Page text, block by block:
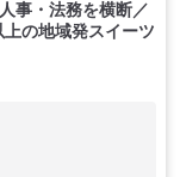
事・法務を横断／
の地域発スイーツ